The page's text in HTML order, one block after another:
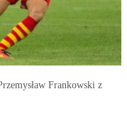
Frankowski z